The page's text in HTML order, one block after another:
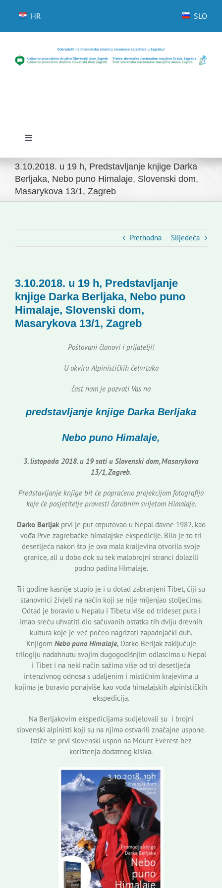
HR SLO
Toggle
Početna
Novosti
Slovenski dom Zagreb
Kontakti
Novi odmev – naše glasilo
Korisne informacije
3.10.2018. u 19 h, Predstavljanje knjige Darka
Berljaka, Nebo puno Himalaje, Slovenski dom,
Masarykova 13/1, Zagreb
Prethodna Slijedeća
3.10.2018. u 19 h, Predstavljanje
knjige Darka Berljaka, Nebo puno
Himalaje, Slovenski dom,
Masarykova 13/1, Zagreb
Poštovani članovi i prijatelji!
U okviru Alpinističkih četvrtaka
čast nam je pozvati Vas na
predstavljanje knjige Darka Berljaka
Nebo puno Himalaje,
3. listopada 2018. u 19 sati u Slovenski dom, Masarykova
13/1, Zagreb.
Predstavljanje knjige bit će popraćeno projekcijom fotografija
koje će posjetitelje provesti čarobnim svijetom Himalaje.
Darko Berljakprvi je put otputovao u Nepal davne 1982. kao
vođa Prve zagrebačke himalajske ekspedicije. Bilo je to tri
desetljeća nakon što je ova mala kraljevina otvorila svoje
granice, ali u doba dok su tek malobrojni stranci dolazili
podno padina Himalaje.
Tri godine kasnije stupio je i u dotad zabranjeni Tibet, čiji su
stanovnici živjeli na način koji se nije mijenjao stoljećima.
Odtad je boravio u Nepalu i Tibetu više od trideset puta i
imao sreću uhvatiti dio sačuvanih ostatka tih dviju drevnih
kultura koje je već počeo nagrizati zapadnjački duh.
Knjigom Nebo puno Himalaje,Darko Berljak zaključuje
trilogiju nadahnutu svojim dugogodišnjim odlascima u Nepal
i Tibet i na neki način sažima više od tri desetljeća
intenzivnog odnosa s udaljenim i mističnim krajevima u
kojima je boravio ponajviše kao vođa himalajskih alpinističkih
ekspedicija.
Na Berljakovim ekspedicijama sudjelovali su i brojni
slovenski alpinisti koji su na njima ostvarili značajne uspone.
Ističe se prvi slovenski uspon na Mount Everest bez
korištenja dodatnog kisika.